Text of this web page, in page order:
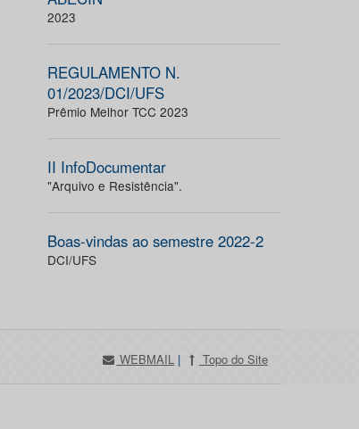
2023
REGULAMENTO N.
01/2023/DCI/UFS
Prêmio Melhor TCC 2023
II InfoDocumentar
"Arquivo e Resistência".
Boas-vindas ao semestre 2022-2
DCI/UFS
WEBMAIL | Topo do Site